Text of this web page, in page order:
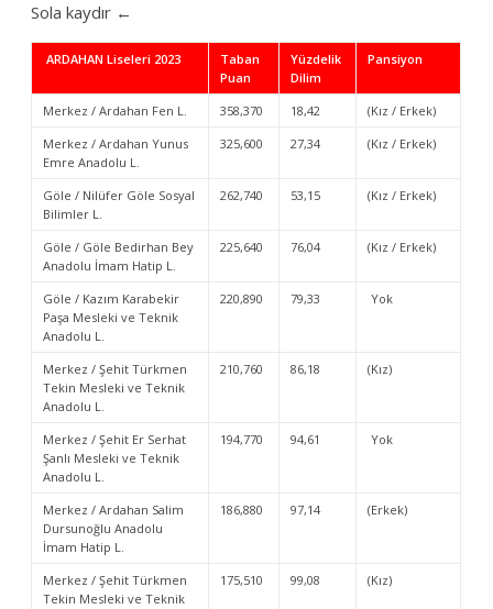
Sola kaydır ←
ARDAHAN Liseleri 2023
Taban
Puan
Yüzdelik
Dilim
Pansiyon
Merkez / Ardahan Fen L. 358,370 18,42
(Kız / Erkek)
Merkez / Ardahan Yunus
Emre Anadolu L.
325,600 27,34 (Kız / Erkek)
Göle / Nilüfer Göle Sosyal
Bilimler L.
262,740 53,15 (Kız / Erkek)
Göle / Göle Bedirhan Bey
Anadolu İmam Hatip L.
225,640 76,04 (Kız / Erkek)
Göle / Kazım Karabekir
Paşa Mesleki ve Teknik
Anadolu L.
220,890 79,33 Yok
Merkez / Şehit Türkmen
Tekin Mesleki ve Teknik
Anadolu L.
210,760 86,18 (Kız)
Merkez / Şehit Er Serhat
Şanlı Mesleki ve Teknik
Anadolu L.
194,770 94,61 Yok
Merkez / Ardahan Salim
Dursunoğlu Anadolu
İmam Hatip L.
186,880 97,14 (Erkek)
Merkez / Şehit Türkmen
Tekin Mesleki ve Teknik
175,510 99,08 (Kız)